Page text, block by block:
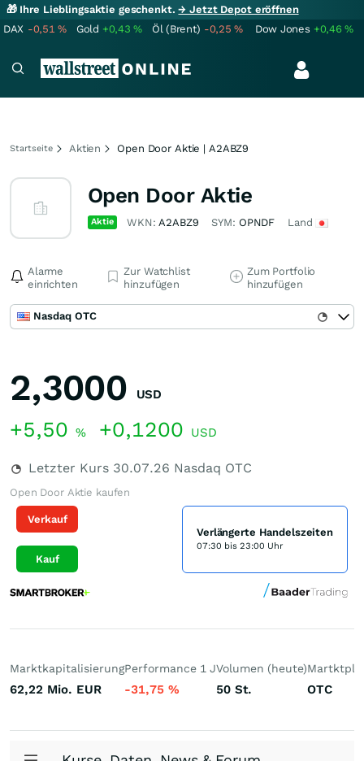
🎁 Ihre Lieblingsaktie geschenkt.→ Jetzt Depot eröffnen
DAX -0,51% Gold +0,43% Öl (Brent) -0,25% Dow Jones +0,46%
Startseite Aktien Open Door Aktie | A2ABZ9
Open Door Aktie
Aktie WKN:A2ABZ9 SYM: OPNDF Land
Alarme
einrichten
Zur Watchlist
hinzufügen
Zum Portfolio
hinzufügen
Nasdaq OTC
2,3000 USD
+5,50 % +0,1200 USD
Letzter Kurs 30.07.26 Nasdaq OTC
Open Door Aktie kaufen
Verkauf
Kauf
Verlängerte Handelszeiten
07:30 bis 23:00 Uhr
Marktkapitalisierung
62,22 Mio. EUR
Performance 1 J
-31,75 %
Volumen (heute)
50 St. OTC